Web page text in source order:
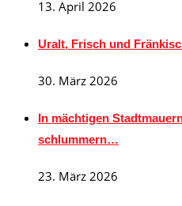
13. April 2026
Uralt, Frisch und
30. März 2026
In mächtigen
schlummern…
23. März 2026